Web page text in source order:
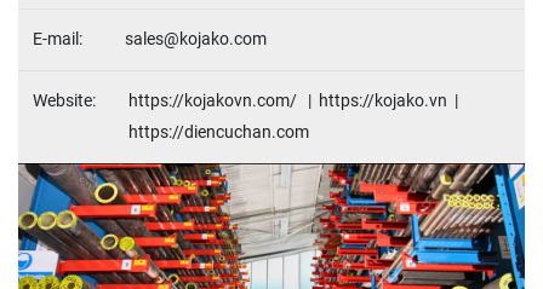
E-mail: sales@kojako.com
Website: https://kojakovn.com/ | https://kojako.vn |
https://diencuchan.com